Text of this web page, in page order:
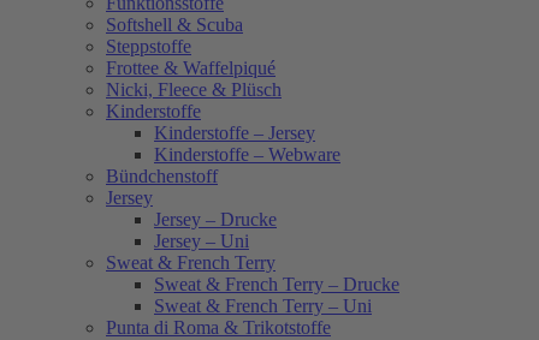
Softshell & Scuba
Steppstoffe
Frottee & Waffelpiqué
Nicki, Fleece & Plüsch
Kinderstoffe
Kinderstoffe – Jersey
Kinderstoffe – Webware
Bündchenstoff
Jersey
Jersey – Drucke
Jersey – Uni
Sweat & French Terry
Sweat & French Terry – Drucke
Sweat & French Terry – Uni
Punta di Roma & Trikotstoffe